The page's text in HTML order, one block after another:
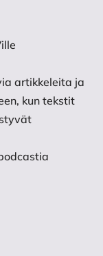
F. 2021.
WWII
artikkeleita ja
kun tekstit